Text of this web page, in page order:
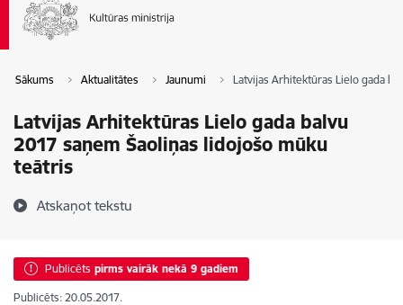
Sākums Aktualitātes Jaunumi Latvijas Arhitektūras Lielo gada
Latvijas Arhitektūras Lielo gada balvu
2017 saņem Šaoliņas lidojošo mūku
teātris
Atskaņot tekstu
Publicēts pirms vairāk nekā 9 gadiem
Publicēts: 20.05.2017.